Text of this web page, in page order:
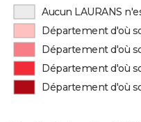
Aucun LAURANS
Département d'où
Département d'où
Département d'où
Département d'où